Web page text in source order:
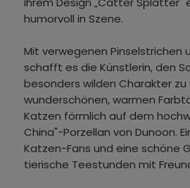
humorvoll in Szene.
Mit verwegenen Pinselstrichen
schafft es die Künstlerin, den
besonders wilden Charakter zu
wunderschönen, warmen
Katzen förmlich auf dem
China"-Porzellan von Dunoon.
Katzen-Fans und eine schöne
tierische Teestunden mit